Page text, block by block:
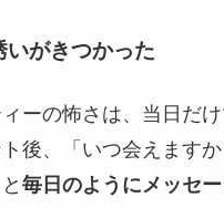
いがきつかった
ーの怖さは、当日だ
後、「いつ会えます
毎日のようにメッセー